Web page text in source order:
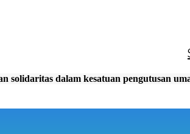
solidaritas dalam kesatuan pengutusan